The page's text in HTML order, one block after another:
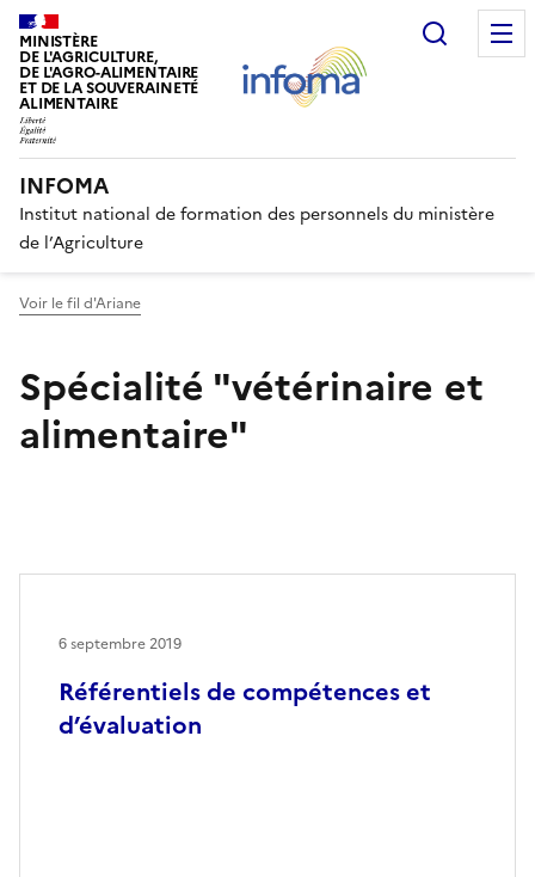
MINISTÈRE
DE L'AGRICULTURE,
DE L'AGRO-ALIMENTAIRE
ET DE LA SOUVERAINETÉ
ALIMENTAIRE
INFOMA
Institut national de formation des personnels du ministère
de l’Agriculture
Voir le fil d'Ariane
Spécialité "vétérinaire et
alimentaire"
Référentiels de compétences et
d’évaluation
6 septembre 2019